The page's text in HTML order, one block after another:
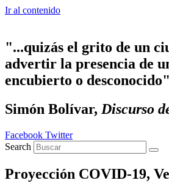
Ir al contenido
"...quizás el grito de un
advertir la presencia de
encubierto o
Simón Bolívar, Discurso
Facebook Twitter
Search
Proyección COVID-19,